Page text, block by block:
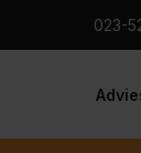
snel betaald met
023-